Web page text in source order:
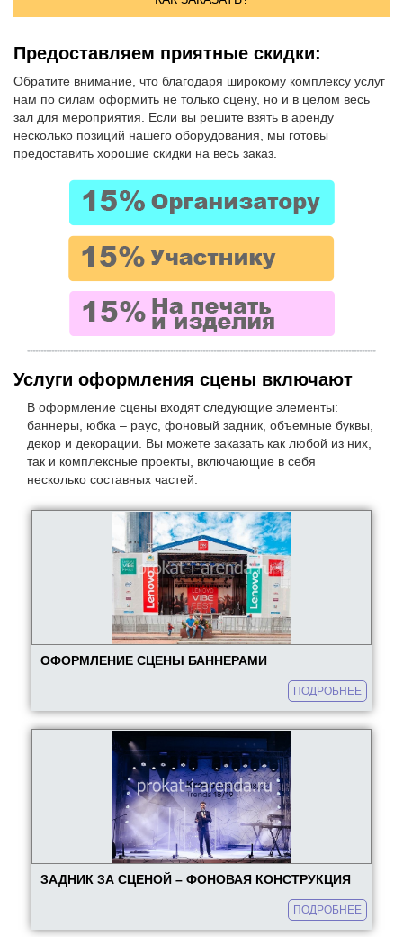
Оформление зоны регистрации
Декор и декорирование
УДОБНЫЕ ПОДБОРКИ:
Аренда для конференций и семинаров
Аренда выставочного оборудования
Аренда стендов
Аренда стоек
Аренда конструкций и каркасов
Аренда тумб
Аренда мобильного оборудования
Аренда рекламного оборудования
Аренда джокерных конструкций
Уличные конструкции
Аренда мебели
КОНСТРУКЦИИ В АРЕНДУ:
Аренда стендов для фотовыставки
Аренда ограждений
Аренда тантамаресок
Набор для церемонии открытия
Аренда мольбертов
Аренда стеллажей
Аренда вешалок и рейлов
Аренда мобильных стендов
Аренда флипчарта
Аренда занавеса
Красная дорожка
Аренда пьедестала
Аренда стульев
Аренда столов
ЕЩЕ
Предоставляем приятные скидки:
Обратите внимание, что благодаря широкому комплексу услуг
нам по силам оформить не только сцену, но и в целом весь
зал для мероприятия. Если вы решите взять в аренду
несколько позиций нашего оборудования, мы готовы
предоставить хорошие скидки на весь заказ.
Услуги оформления сцены включают
В оформление сцены входят следующие элементы:
баннеры, юбка – раус, фоновый задник, объемные буквы,
декор и декорации. Вы можете заказать как любой из них,
так и комплексные проекты, включающие в себя
несколько составных частей:
ОФОРМЛЕНИЕ СЦЕНЫ БАННЕРАМИ
ПОДРОБНЕЕ
ЗАДНИК ЗА СЦЕНОЙ – ФОНОВАЯ КОНСТРУКЦИЯ
ПОДРОБНЕЕ